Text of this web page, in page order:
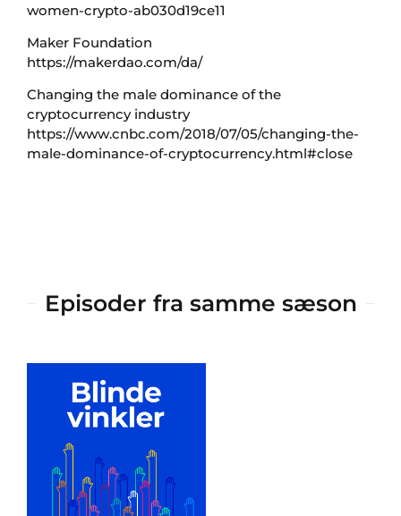
women-crypto-ab030d19ce11
Maker Foundation
https://makerdao.com/da/
Changing the male dominance of the
cryptocurrency industry
https://www.cnbc.com/2018/07/05/changing-the-
male-dominance-of-cryptocurrency.html#close
Episoder fra samme sæson